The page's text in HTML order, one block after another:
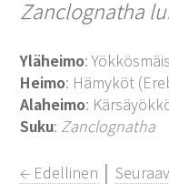
Zanclognatha
Yläheimo:
Heimo: Hämyköt
Alaheimo:
Suku: Zanclognatha
← Edellinen │